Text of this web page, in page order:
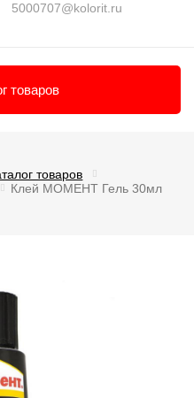
5000707@kolorit.ru
товаров
товаров
Клей МОМЕНТ Гель 30мл